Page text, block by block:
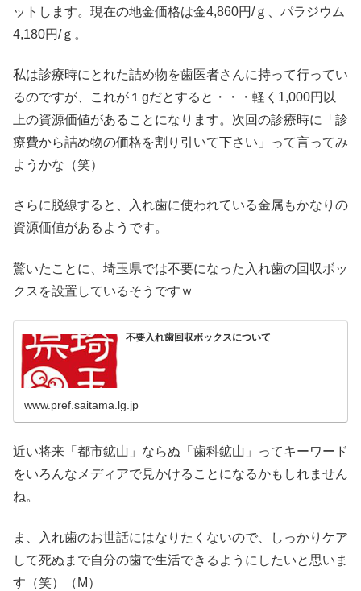
ットします。現在の地金価格は金4,860円/ｇ、パラジウム
4,180円/ｇ。
私は診療時にとれた詰め物を歯医者さんに持って行ってい
るのですが、これが１gだとすると・・・軽く1,000円以
上の資源価値があることになります。次回の診療時に「診
療費から詰め物の価格を割り引いて下さい」って言ってみ
ようかな（笑）
さらに脱線すると、入れ歯に使われている金属もかなりの
資源価値があるようです。
驚いたことに、埼玉県では不要になった入れ歯の回収ボッ
クスを設置しているそうですｗ
不要入れ歯回収ボックスについて
www.pref.saitama.lg.jp
近い将来「都市鉱山」ならぬ「歯科鉱山」ってキーワード
をいろんなメディアで見かけることになるかもしれません
ね。
ま、入れ歯のお世話にはなりたくないので、しっかりケア
して死ぬまで自分の歯で生活できるようにしたいと思いま
す（笑）（M）